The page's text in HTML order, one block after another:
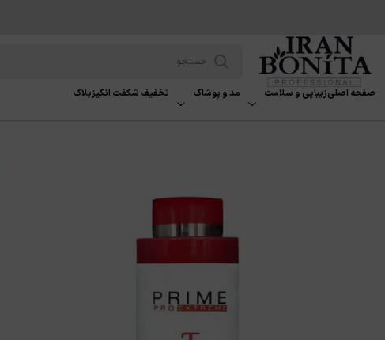
صفحه اصلیزیبایی و سلامت مد و پوشاک تخفیف شگفت انگیزبلاگ